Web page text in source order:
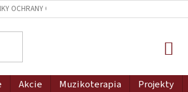
OCHRANY OSOBNÝCH ÚDAJOV
Akcie Muzikoterapia Projekty